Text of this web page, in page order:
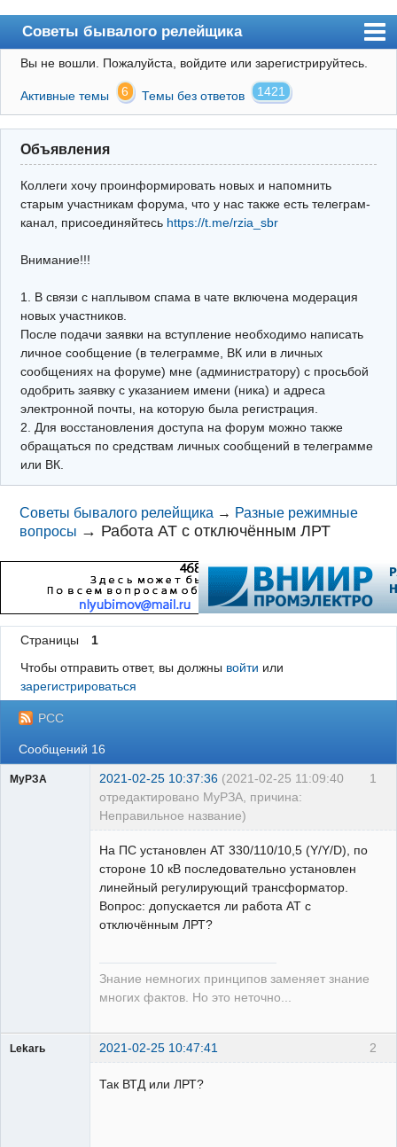
Советы бывалого релейщика
Форум
Правила
Поиск
Регистрация
Архив
Почта
Поиск релейщика
Видео РЗиА
Фотохостинг
Телеграм
Вы не вошли. Пожалуйста, войдите или зарегистрируйтесь.
Активные темы 6 Темы без ответов 1421
Объявления
Коллеги хочу проинформировать новых и напомнить
старым участникам форума, что у нас также есть телеграм-
канал, присоединяйтесь https://t.me/rzia_sbr
Внимание!!!
1. В связи с наплывом спама в чате включена модерация
новых участников.
После подачи заявки на вступление необходимо написать
личное сообщение (в телеграмме, ВК или в личных
сообщениях на форуме) мне (администратору) с просьбой
одобрить заявку с указанием имени (ника) и адреса
электронной почты, на которую была регистрация.
2. Для восстановления доступа на форум можно также
обращаться по средствам личных сообщений в телеграмме
или ВК.
Советы бывалого релейщика → Разные режимные
вопросы → Работа АТ с отключённым ЛРТ
Страницы
1
Чтобы отправить ответ, вы должны войти или
зарегистрироваться
РСС
Сообщений 16
1
МуРЗА 2021-02-25 10:37:36 (2021-02-25 11:09:40
отредактировано МуРЗА, причина:
Неправильное название)
На ПС установлен АТ 330/110/10,5 (Y/Y/D), по
стороне 10 кВ последовательно установлен
линейный регулирующий трансформатор.
Вопрос: допускается ли работа АТ с
отключённым ЛРТ?
Знание немногих принципов заменяет знание
многих фактов. Но это неточно...
2
Lekarь 2021-02-25 10:47:41
Так ВТД или ЛРТ?